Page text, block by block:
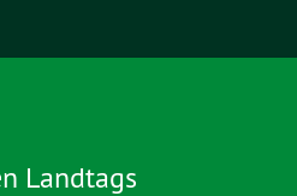
Landtags